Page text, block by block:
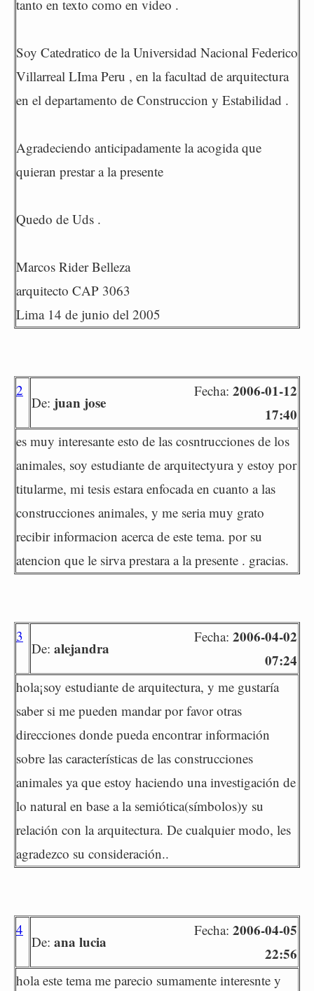
tanto en texto como en video .
Soy Catedratico de la Universidad Nacional Federico
Villarreal LIma Peru , en la facultad de arquitectura
en el departamento de Construccion y Estabilidad .
Agradeciendo anticipadamente la acogida que
quieran prestar a la presente
Quedo de Uds .
Marcos Rider Belleza
arquitecto CAP 3063
Lima 14 de junio del 2005
2
De: juan jose
Fecha: 2006-01-12
17:40
es muy interesante esto de las cosntrucciones de los
animales, soy estudiante de arquitectyura y estoy por
titularme, mi tesis estara enfocada en cuanto a las
construcciones animales, y me seria muy grato
recibir informacion acerca de este tema. por su
atencion que le sirva prestara a la presente . gracias.
3
De: alejandra
Fecha: 2006-04-02
07:24
hola¡soy estudiante de arquitectura, y me gustaría
saber si me pueden mandar por favor otras
direcciones donde pueda encontrar información
sobre las características de las construcciones
animales ya que estoy haciendo una investigación de
lo natural en base a la semiótica(símbolos)y su
relación con la arquitectura. De cualquier modo, les
agradezco su consideración..
4
De: ana lucia
Fecha: 2006-04-05
22:56
hola este tema me parecio sumamente interesnte y